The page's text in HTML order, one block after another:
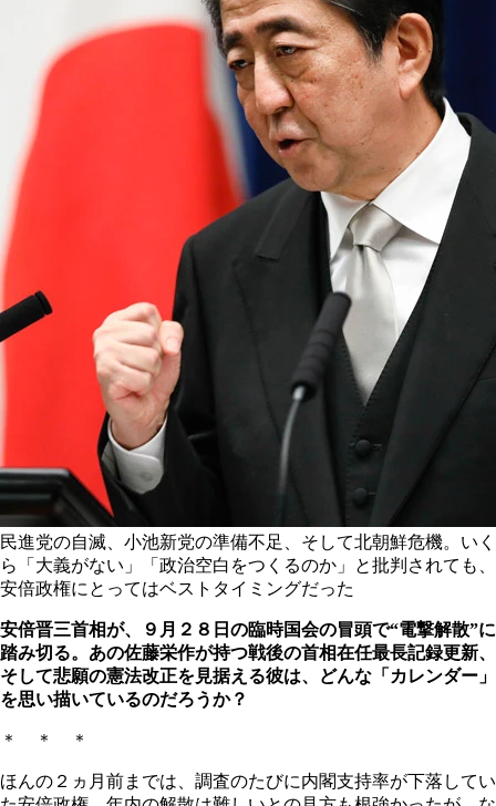
民進党の自滅、小池新党の準備不足、そして北朝鮮危機。いく
ら「大義がない」「政治空白をつくるのか」と批判されても、
安倍政権にとってはベストタイミングだった
安倍晋三首相が、９月２８日の臨時国会の冒頭で“電撃解散”に
踏み切る。あの佐藤栄作が持つ戦後の首相在任最長記録更新、
そして悲願の憲法改正を見据える彼は、どんな「カレンダー」
を思い描いているのだろうか？
＊ ＊ ＊
ほんの２ヵ月前までは、調査のたびに内閣支持率が下落してい